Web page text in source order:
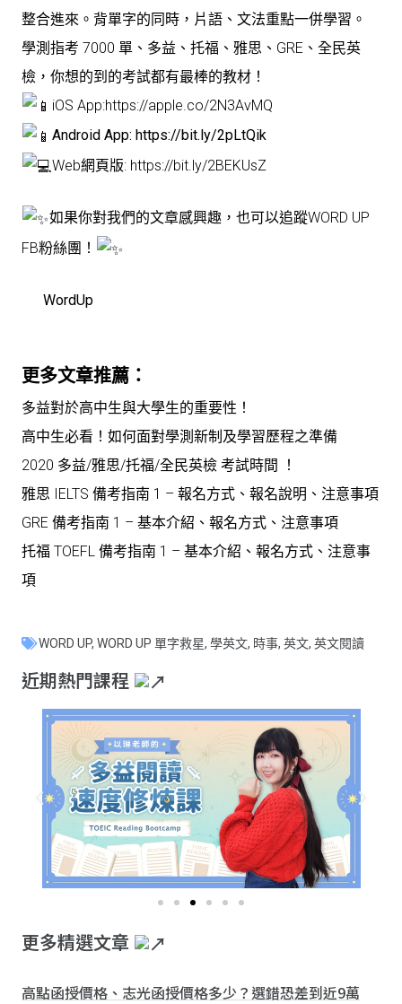
整合進來。背單字的同時，片語、文法重點一併學習。
學測指考 7000 單、多益、托福、雅思、GRE、全民英
檢，你想的到的考試都有最棒的教材！
iOS App:https://apple.co/2N3AvMQ
Android App:https://bit.ly/2pLtQik
Web網頁版: https://bit.ly/2BEKUsZ
如果你對我們的文章感興趣，也可以追蹤WORD UP
FB粉絲團！
WordUp
更多文章推薦：
多益對於高中生與大學生的重要性！
高中生必看！如何面對學測新制及學習歷程之準備
2020 多益/雅思/托福/全民英檢 考試時間 ！
雅思 IELTS 備考指南 1 – 報名方式、報名說明、注意事項
GRE 備考指南 1 – 基本介紹、報名方式、注意事項
托福 TOEFL 備考指南 1 – 基本介紹、報名方式、注意事
項
WORD UP, WORD UP 單字救星, 學英文, 時事, 英文, 英文閱讀
近期熱門課程
更多精選文章
高點函授價格、志光函授價格多少？選錯恐差到近9萬